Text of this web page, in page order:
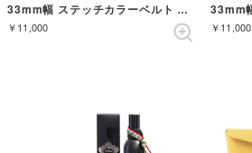
33mm幅 ステッチカラーベルト （DARKBROWN）
￥11,000 ￥11,000